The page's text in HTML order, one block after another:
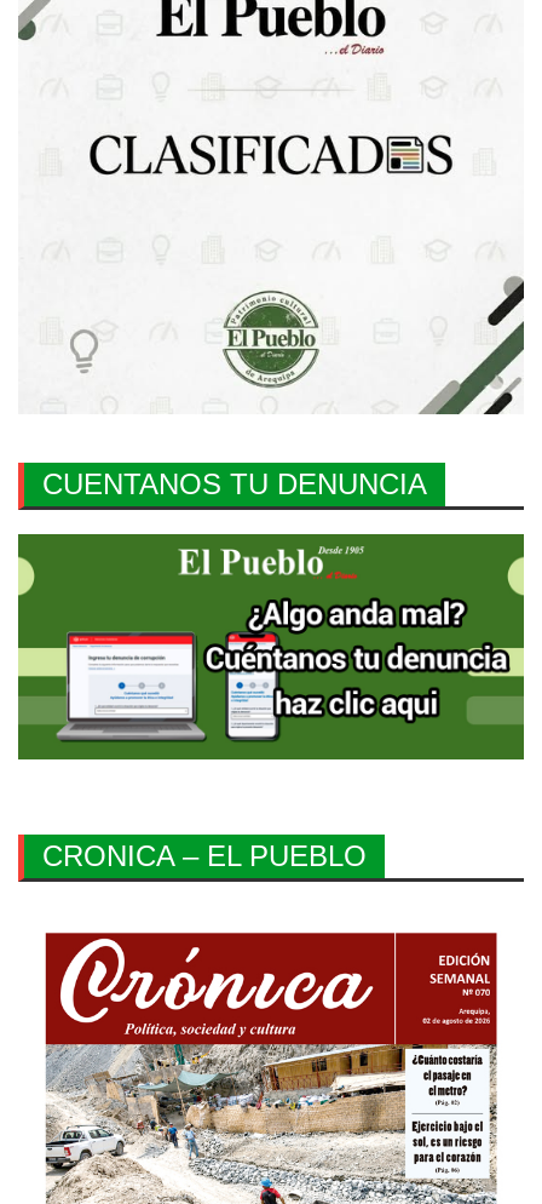
CUENTANOS TU DENUNCIA
CRONICA – EL PUEBLO